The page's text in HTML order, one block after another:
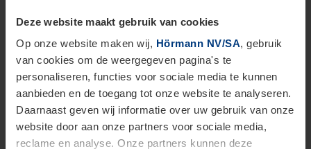
Deze website maakt gebruik van cookies
Op onze website maken wij, Hörmann NV/SA, gebruik
van cookies om de weergegeven pagina's te
personaliseren, functies voor sociale media te kunnen
aanbieden en de toegang tot onze website te analyseren.
Daarnaast geven wij informatie over uw gebruik van onze
website door aan onze partners voor sociale media,
reclame en analyse. Onze partners kunnen deze